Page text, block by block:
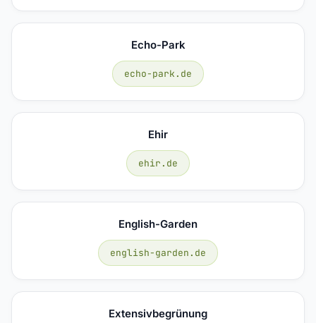
Echo-Park
echo-park.de
Ehir
ehir.de
English-Garden
english-garden.de
Extensivbegrünung